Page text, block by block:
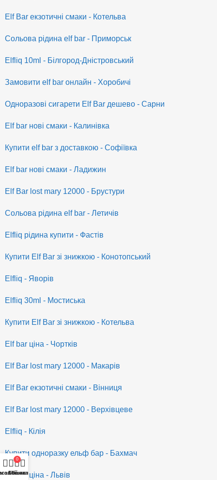
Elf Bar екзотичні смаки - Котельва
Сольова рідина elf bar - Приморськ
Elfliq 10ml - Білгород-Дністровський
Замовити elf bar онлайн - Хоробичі
Одноразові сигарети Elf Bar дешево - Сарни
Elf bar нові смаки - Калинівка
Купити elf bar з доставкою - Софіївка
Elf bar нові смаки - Ладижин
Elf Bar lost mary 12000 - Брустури
Сольова рідина elf bar - Летичів
Elfliq рідина купити - Фастів
Купити Elf Bar зі знижкою - Конотопський
Elfliq - Яворів
Elfliq 30ml - Мостиська
Купити Elf Bar зі знижкою - Котельва
Elf bar ціна - Чортків
Elf Bar lost mary 12000 - Макарів
Elf Bar екзотичні смаки - Вінниця
Elf Bar lost mary 12000 - Верхівцеве
Elfliq - Кілія
Купити одноразку ельф бар - Бахмач
Elf bar ціна - Львів
бажань
0
Кошик
Мій акаунт